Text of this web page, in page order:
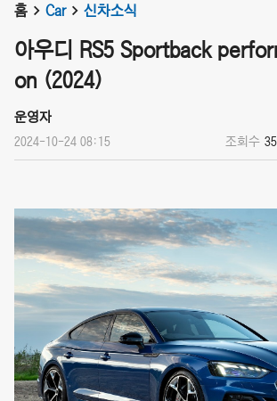
홈 Car 신차소식
아우디 RS5 Sportback
on (2024)
운영자
2024-10-24 08:15 조회수